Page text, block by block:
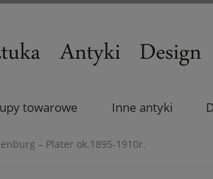
towarowe Inne antyki
– Plater ok.1895-1910r.